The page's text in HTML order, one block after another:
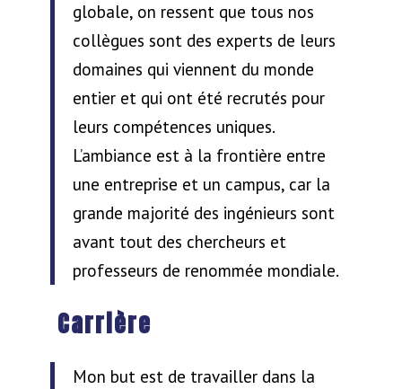
globale, on ressent que tous nos
collègues sont des experts de leurs
domaines qui viennent du monde
entier et qui ont été recrutés pour
leurs compétences uniques.
L’ambiance est à la frontière entre
une entreprise et un campus, car la
grande majorité des ingénieurs sont
avant tout des chercheurs et
professeurs de renommée mondiale.
Carrière
Mon but est de travailler dans la